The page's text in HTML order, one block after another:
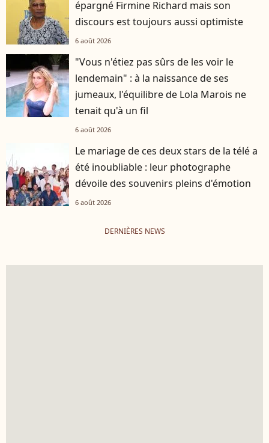
épargné Firmine Richard mais son
discours est toujours aussi optimiste
6 août 2026
"Vous n'étiez pas sûrs de les voir le
lendemain" : à la naissance de ses
jumeaux, l'équilibre de Lola Marois ne
tenait qu'à un fil
6 août 2026
Le mariage de ces deux stars de la télé a
été inoubliable : leur photographe
dévoile des souvenirs pleins d'émotion
6 août 2026
DERNIÈRES NEWS